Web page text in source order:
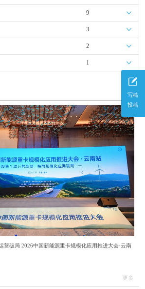
写稿
投稿
9
3
2
1
更多
营破局 2026中国新能源重卡规模化应用推进大会·云南
更多